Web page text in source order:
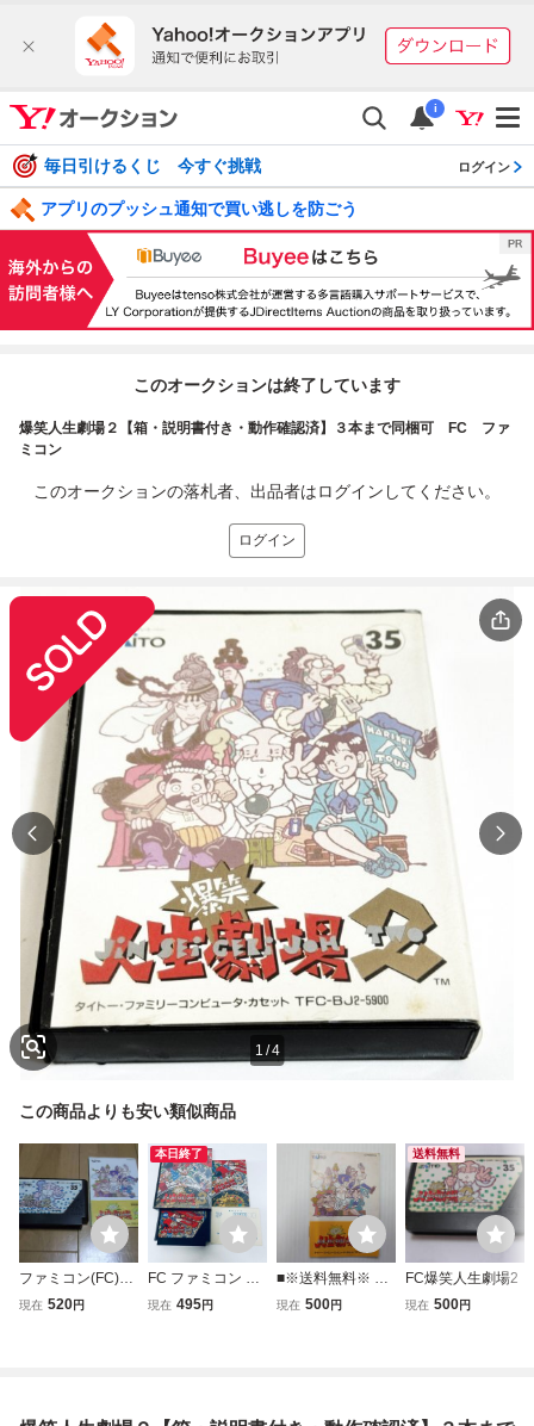
i
毎日引けるくじ 今すぐ挑戦 ログイン
アプリのプッシュ通知で買い逃しを防ごう
このオークションは終了しています
爆笑人生劇場２【箱・説明書付き・動作確認済】３本まで同梱可 FC ファ
ミコン
このオークションの落札者、出品者はログインしてください。
ログイン
1/4
この商品よりも安い類似商品
ファミコン(FC)
「爆笑！人生劇場
現在 520円
本日終了
FC ファミコン 爆
笑 人生劇場３ ソ
現在 495円
■※送料無料※ 爆
笑 人生劇場 2 説明
現在 500円
送料無料
FC爆笑人生劇場2
現在 500円